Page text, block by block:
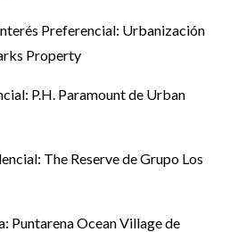
Preferencial: Urbanización
Property
P.H. Paramount de Urban
The Reserve de Grupo Los
Puntarena Ocean Village de